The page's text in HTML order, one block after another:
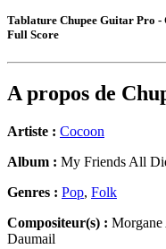
Tablature Chupee Guitar Pro -
Full Score
A propos de
Artiste : Cocoon
Album : My Friends All
Genres : Pop, Folk
Compositeur(s) : Morgane
Daumail